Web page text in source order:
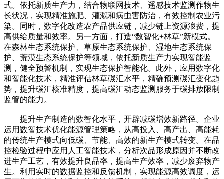
式。依托新质生产力，结合物联网技术、遥感技术监测作物生
长状况，实现精准施肥、灌溉和病虫害防治，有效控制农业污
染。同时，数字化改造农产品供应链，减少链上资源浪费，提
高供给质量和效率。另一方面，打造“数智化+林草”新模式。
在森林生态系统保护、草原生态系统保护、湿地生态系统保
护、荒漠生态系统保护等领域，依托新质生产力实现智能监
测，健全预警机制，实现生态保护智能化。此外，应用数字化
和智能化技术，精准评估林草碳汇水平，精确预测碳汇变化趋
势，提升碳汇核准精度，提高碳汇动态监测服务于碳排放限制
监管的能力。
提升生产制造的数智化水平，开辟减碳增效新路径。企业
运用数智技术优化能源管理策略，从高投入、高产出、高能耗
的传统生产模式向低碳、节能、高效的新生产模式转变。在品
控检验过程中应用人工智能技术，分析次品形成原因并不断改
进生产工艺，有效提升良品率，提高生产效率，减少废弃物产
生。利用实时的数据监控和反馈机制，实现能源高效调度，运